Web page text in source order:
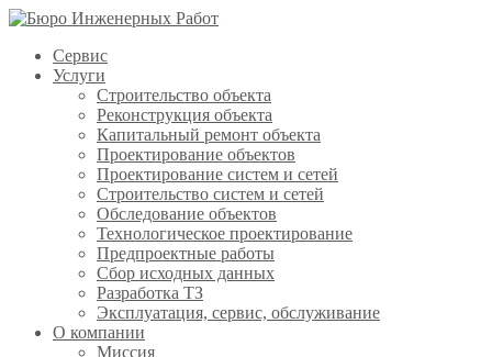
Сервис
Услуги
Строительство объекта
Реконструкция объекта
Капитальный ремонт объекта
Проектирование объектов
Проектирование систем и сетей
Строительство систем и сетей
Обследование объектов
Технологическое проектирование
Предпроектные работы
Сбор исходных данных
Разработка ТЗ
Эксплуатация, сервис, обслуживание
О компании
Миссия